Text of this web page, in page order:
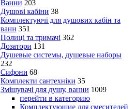
Ванни 203
Душові кабіни 38
Комплектуючі для душових кабін та
ванн 351
Полиці та тримачі 362
Дозатори 131
Душевые системы, душевые наборы
232
Сифони 68
Комплекти сантехніки 35
Змішувачі для душу, ванни 1009
перейти в категорию
Комплектующие для смесителей